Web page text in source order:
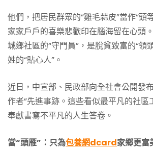
他們，把居民群眾的“雞毛蒜皮”當作“頭
家家戶戶的喜樂悲歡印在腦海留在心頭。
城鄉社區的“守門員”，是脫貧致富的“領
姓的“貼心人”。
近日，中宣部、民政部向全社會公開發
作者”先進事跡。這些看似最平凡的社區
奉獻書寫不平凡的人生答卷。
當“頭雁”：只為包養網dcard家鄉更富